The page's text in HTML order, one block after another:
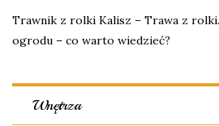
Trawnik z rolki Kalisz – Trawa z
ogrodu – co warto wiedzieć?
Wnętrza